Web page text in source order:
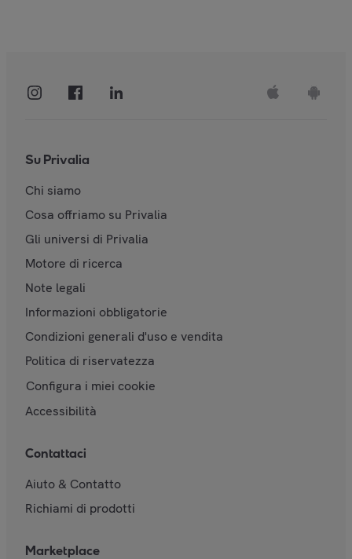
Su Privalia
Chi siamo
Cosa offriamo su Privalia
Gli universi di Privalia
Motore di ricerca
Note legali
Informazioni obbligatorie
Condizioni generali d'uso e vendita
Politica di riservatezza
Configura i miei cookie
Accessibilità
Contattaci
Aiuto & Contatto
Richiami di prodotti
Marketplace